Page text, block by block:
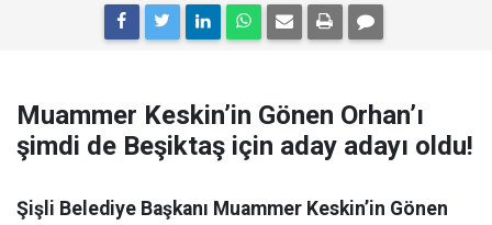
Muammer Keskin’in Gönen Orhan’ı
şimdi de Beşiktaş için aday adayı oldu!
Şişli Belediye Başkanı Muammer Keskin’in Gönen